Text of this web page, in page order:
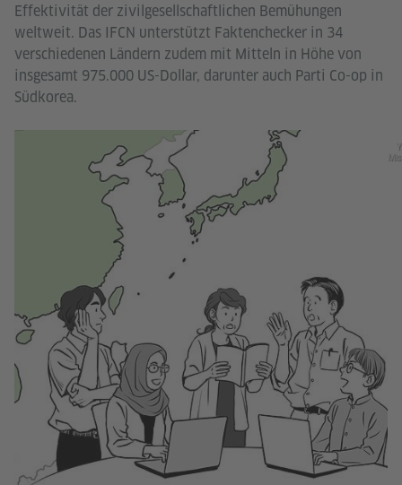
Effektivität der zivilgesellschaftlichen Bemühungen
weltweit. Das IFCN unterstützt Faktenchecker in 34
verschiedenen Ländern zudem mit Mitteln in Höhe von
insgesamt 975.000 US-Dollar, darunter auch Parti Co-op in
Südkorea.